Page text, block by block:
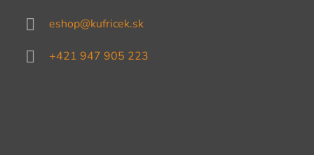
eshop@kufricek.sk
+421 947 905 223